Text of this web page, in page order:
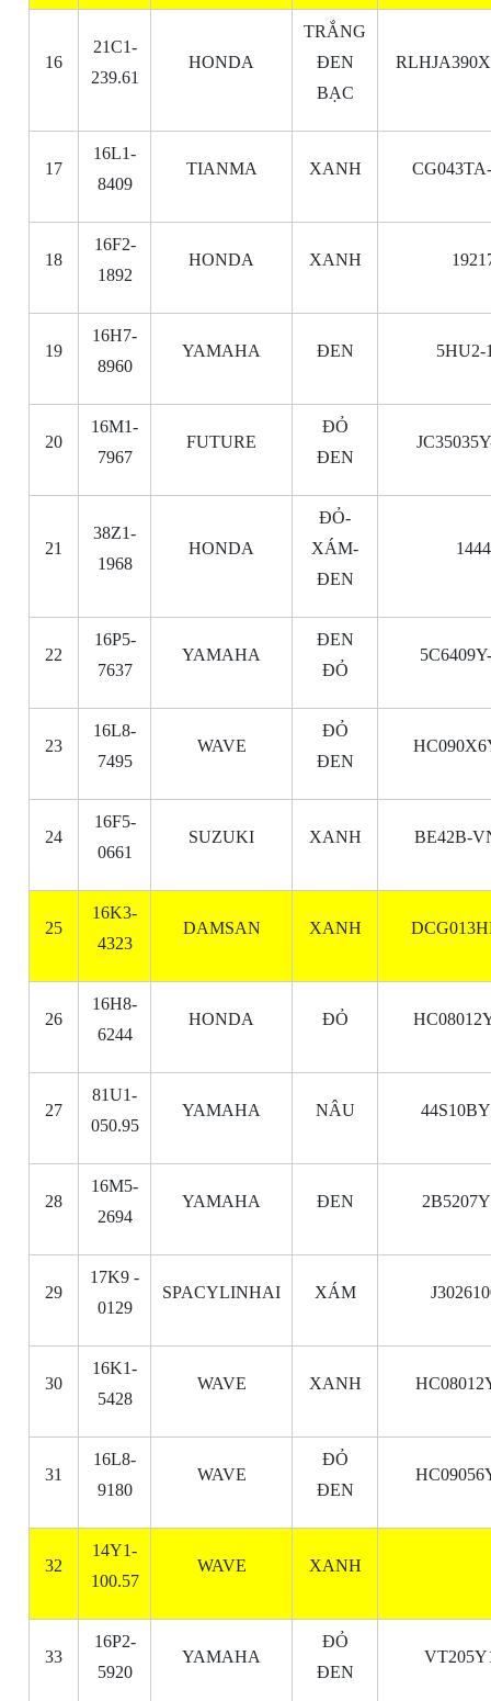
16
21C1-
239.61
HONDA
TRẮNG
ĐEN
BẠC
17
16L1-
8409
TIANMA XANH
18
16F2-
1892
HONDA XANH
19
16H7-
8960
YAMAHA ĐEN 5HU2-
20
16M1-
7967
FUTURE
ĐỎ
ĐEN
21
38Z1-
1968
HONDA
ĐỎ-
XÁM-
ĐEN
22
16P5-
7637
YAMAHA
ĐEN
ĐỎ
23
16L8-
7495
WAVE
ĐỎ
ĐEN
24
16F5-
0661
SUZUKI XANH BE42B-
25
16K3-
4323
DAMSAN XANH
26
16H8-
6244
HONDA ĐỎ
27
81U1-
050.95
YAMAHA NÂU
28
16M5-
2694
YAMAHA ĐEN
29
17K9 -
0129
SPACYLINHAI XÁM
30
16K1-
5428
WAVE XANH
31
16L8-
9180
WAVE
ĐỎ
ĐEN
32
14Y1-
100.57
WAVE XANH
33
16P2-
5920
YAMAHA
ĐỎ
ĐEN